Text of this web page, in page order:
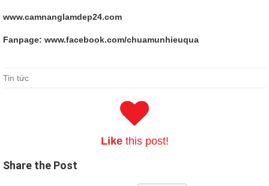
www.camnanglamdep24.com
Fanpage: www.facebook.com/chuamunhieuqua
happened shortly.Tseng Kuo fan Oracle Database 12c: Installation
and Administration asked Did you miss your house as before Ah maid
Oracle Database 1Z0-062 a lady before. In fact, Jiang
to make a Oracle 1Z0-062 Brain Demos Baylor mansion seat, teach
little Baylor martial arts. Before the Manchus entered the border,
Tin tức
Likethis post!
Share the Post